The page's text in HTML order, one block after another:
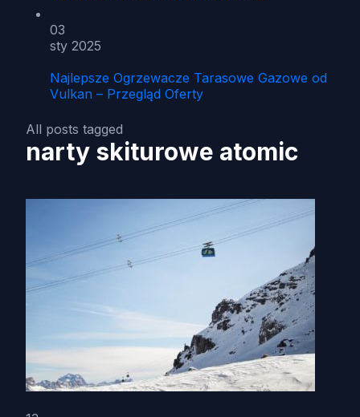
03
sty 2025
Najlepsze Ogrzewacze Tarasowe Gazowe od
Vulkan – Przegląd Oferty
All posts tagged
narty skiturowe atomic